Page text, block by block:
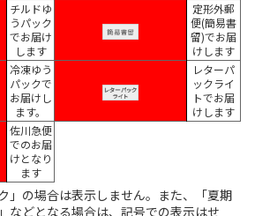
チルドゆ
うパック
でお届け
します
定形外郵
便(簡易書
留)でお届
けします
冷凍ゆう
パックで
お届けし
ます。
レターパ
ックライ
トでお届
けします
佐川急便
でのお届
けとなり
ます
」の場合は表示しません。また、「夏期
などとなる場合は、記号での表示はせ